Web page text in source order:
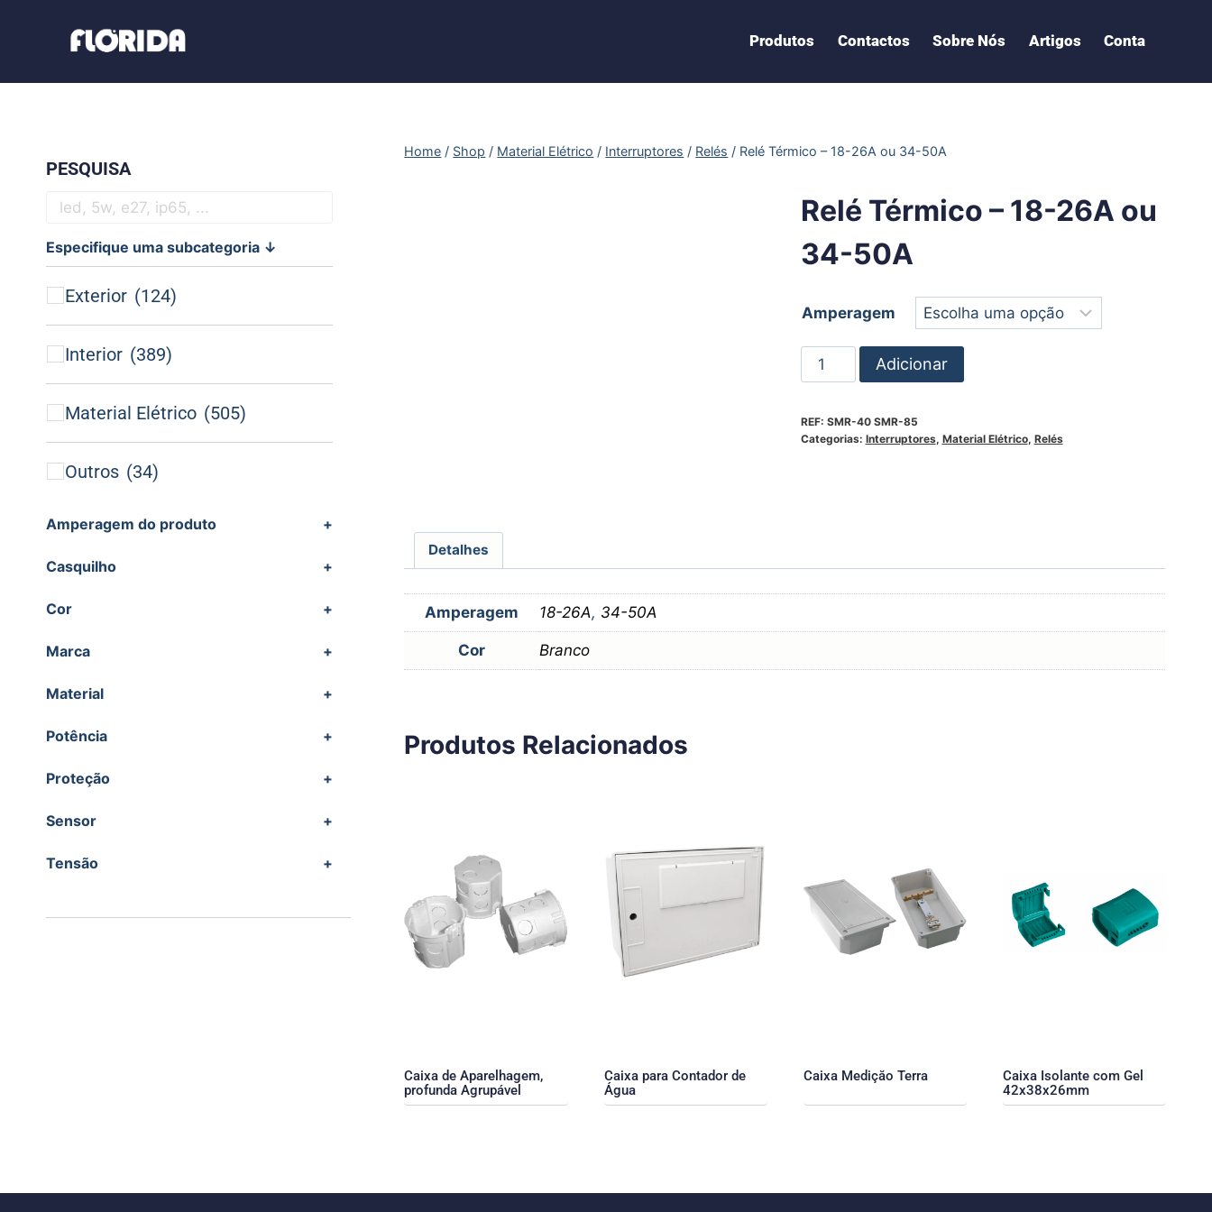
Produtos Contactos Sobre Nós Artigos Conta
Home / Shop / Material Elétrico / Interruptores / Relés / Relé Térmico – 18-26A ou 34-50A
Relé Térmico – 18-26A ou
34-50A
Amperagem
Adicionar
REF: SMR-40 SMR-85
Categorias: Interruptores, Material Elétrico, Relés
Detalhes
Amperagem 18-26A, 34-50A
Cor Branco
Produtos Relacionados
Caixa de Aparelhagem,
profunda Agrupável
Caixa para Contador de
Água
Caixa Mediçăo Terra
Caixa Isolante com Gel
42x38x26mm
PESQUISA
Especifique uma subcategoria ↓
Exterior (124)
Interior (389)
Material Elétrico (505)
Outros (34)
Amperagem do produto +
Casquilho +
Cor +
Marca +
Material +
Potência +
Proteção +
Sensor +
Tensão +